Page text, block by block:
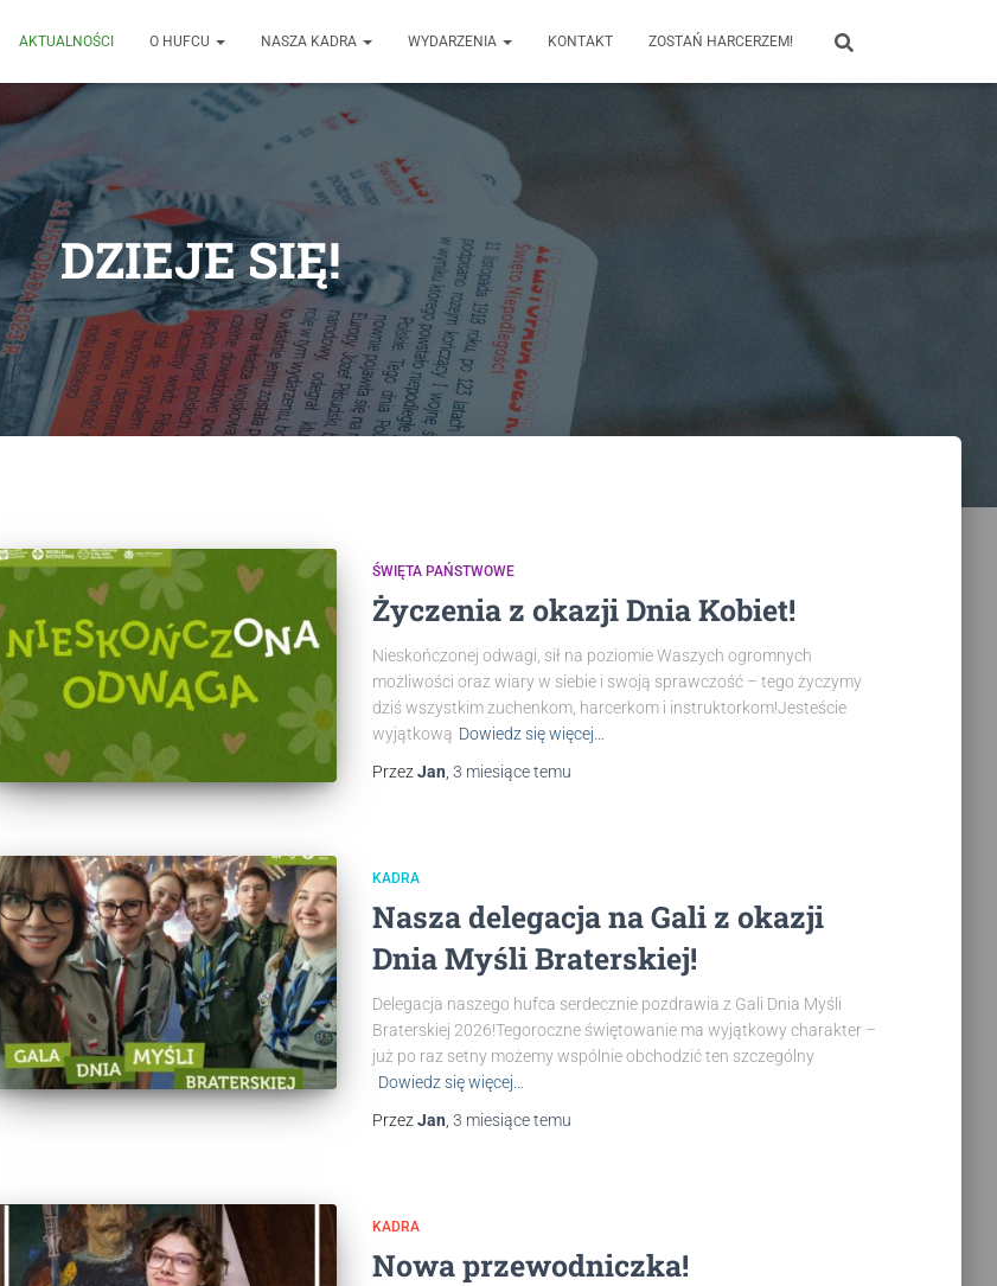
AKTUALNOŚCI O HUFCU NASZA KADRA WYDARZENIA KONTAKT ZOSTAŃ HARCERZEM!
DZIEJE SIĘ!
ŚWIĘTA PAŃSTWOWE
Życzenia z okazji Dnia Kobiet!
Nieskończonej odwagi, sił na poziomie Waszych ogromnych
możliwości oraz wiary w siebie i swoją sprawczość – tego życzymy
dziś wszystkim zuchenkom, harcerkom i instruktorkom!Jesteście
wyjątkową Dowiedz się więcej…
Przez Jan 3 miesiącetemu
KADRA
Nasza delegacja na Gali z okazji
Dnia Myśli Braterskiej!
Delegacja naszego hufca serdecznie pozdrawia z Gali Dnia Myśli
Braterskiej 2026!Tegoroczne świętowanie ma wyjątkowy charakter –
już po raz setny możemy wspólnie obchodzić ten szczególny
Dowiedz się więcej…
Przez Jan 3 miesiącetemu
KADRA
Nowa przewodniczka!